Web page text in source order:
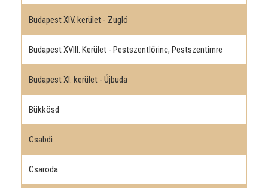
Budapest XIV. kerület - Zugló
Budapest XVIII. Kerület - Pestszentlőrinc, Pestszentimre
Budapest XI. kerület - Újbuda
Bükkösd
Csabdi
Csaroda